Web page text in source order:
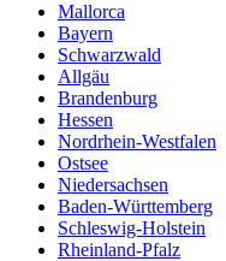
Mallorca
Bayern
Schwarzwald
Allgäu
Brandenburg
Hessen
Nordrhein-Westfalen
Ostsee
Niedersachsen
Baden-Württemberg
Schleswig-Holstein
Rheinland-Pfalz